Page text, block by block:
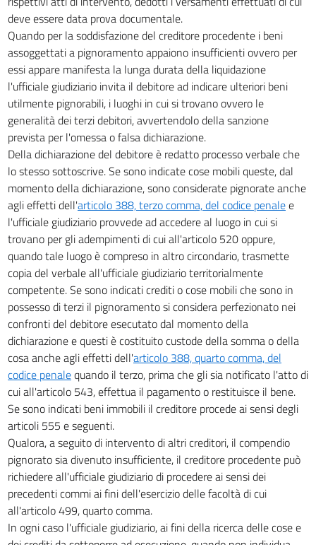
deve essere data prova documentale.
Quando per la soddisfazione del creditore procedente i beni
assoggettati a pignoramento appaiono insufficienti ovvero per
essi appare manifesta la lunga durata della liquidazione
l'ufficiale giudiziario invita il debitore ad indicare ulteriori beni
utilmente pignorabili, i luoghi in cui si trovano ovvero le
generalità dei terzi debitori, avvertendolo della sanzione
prevista per l'omessa o falsa dichiarazione.
Della dichiarazione del debitore è redatto processo verbale che
lo stesso sottoscrive. Se sono indicate cose mobili queste, dal
momento della dichiarazione, sono considerate pignorate anche
agli effetti dell'articolo 388, terzo comma, del codice penalee
l'ufficiale giudiziario provvede ad accedere al luogo in cui si
trovano per gli adempimenti di cui all'articolo 520 oppure,
quando tale luogo è compreso in altro circondario, trasmette
copia del verbale all'ufficiale giudiziario territorialmente
competente. Se sono indicati crediti o cose mobili che sono in
possesso di terzi il pignoramento si considera perfezionato nei
confronti del debitore esecutato dal momento della
dichiarazione e questi è costituito custode della somma o della
cosa anche agli effetti dell'articolo 388, quarto comma, del
codice penalequando il terzo, prima che gli sia notificato l'atto di
cui all'articolo 543, effettua il pagamento o restituisce il bene.
Se sono indicati beni immobili il creditore procede ai sensi degli
articoli 555 e seguenti.
Qualora, a seguito di intervento di altri creditori, il compendio
pignorato sia divenuto insufficiente, il creditore procedente può
richiedere all'ufficiale giudiziario di procedere ai sensi dei
precedenti commi ai fini dell'esercizio delle facoltà di cui
all'articolo 499, quarto comma.
In ogni caso l'ufficiale giudiziario, ai fini della ricerca delle cose e